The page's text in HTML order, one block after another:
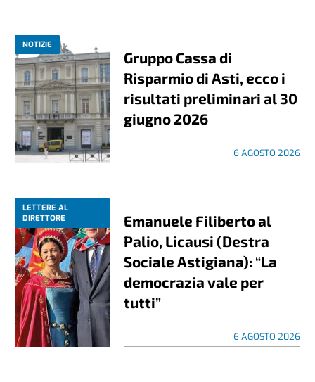
NOTIZIE
Gruppo Cassa di
Risparmio di Asti, ecco i
risultati preliminari al 30
giugno 2026
6 AGOSTO 2026
LETTERE AL
DIRETTORE
Emanuele Filiberto al
Palio, Licausi (Destra
Sociale Astigiana): “La
democrazia vale per
tutti”
6 AGOSTO 2026